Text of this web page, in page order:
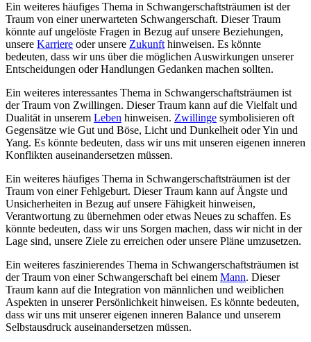
Ein weiteres häufiges Thema in Schwangerschaftsträumen ist der
Traum von einer unerwarteten Schwangerschaft. Dieser Traum
könnte auf ungelöste Fragen in Bezug auf unsere Beziehungen,
unsere Karriere oder unsere Zukunft hinweisen. Es könnte
bedeuten, dass wir uns über die möglichen Auswirkungen unserer
Entscheidungen oder Handlungen Gedanken machen sollten.
Ein weiteres interessantes Thema in Schwangerschaftsträumen ist
der Traum von Zwillingen. Dieser Traum kann auf die Vielfalt und
Dualität in unserem Leben hinweisen. Zwillinge symbolisieren oft
Gegensätze wie Gut und Böse, Licht und Dunkelheit oder Yin und
Yang. Es könnte bedeuten, dass wir uns mit unseren eigenen inneren
Konflikten auseinandersetzen müssen.
Ein weiteres häufiges Thema in Schwangerschaftsträumen ist der
Traum von einer Fehlgeburt. Dieser Traum kann auf Ängste und
Unsicherheiten in Bezug auf unsere Fähigkeit hinweisen,
Verantwortung zu übernehmen oder etwas Neues zu schaffen. Es
könnte bedeuten, dass wir uns Sorgen machen, dass wir nicht in der
Lage sind, unsere Ziele zu erreichen oder unsere Pläne umzusetzen.
Ein weiteres faszinierendes Thema in Schwangerschaftsträumen ist
der Traum von einer Schwangerschaft bei einem Mann. Dieser
Traum kann auf die Integration von männlichen und weiblichen
Aspekten in unserer Persönlichkeit hinweisen. Es könnte bedeuten,
dass wir uns mit unserer eigenen inneren Balance und unserem
Selbstausdruck auseinandersetzen müssen.